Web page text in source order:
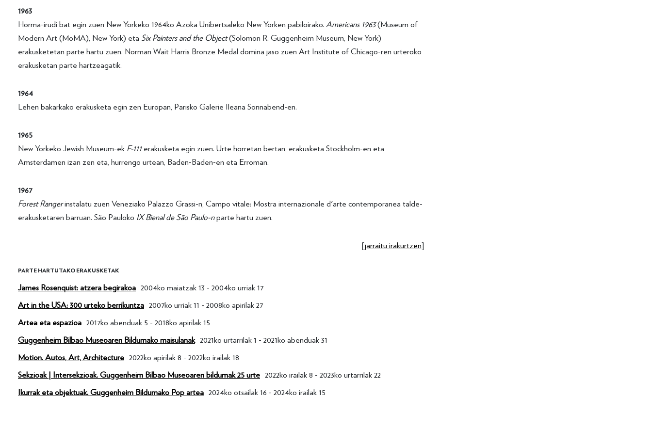
1963
Horma-irudi bat egin zuen New Yorkeko 1964ko Azoka Unibertsaleko New Yorken pabiloirako. Americans 1963(Museum of
Modern Art (MoMA), New York) eta Six Painters and the Object(Solomon R. Guggenheim Museum, New York)
erakusketetan parte hartu zuen. Norman Wait Harris Bronze Medal domina jaso zuen Art Institute of Chicago-ren urteroko
erakusketan parte hartzeagatik.
1964
Lehen bakarkako erakusketa egin zen Europan, Parisko Galerie Ileana Sonnabend-en.
1965
New Yorkeko Jewish Museum-ek F-111erakusketa egin zuen. Urte horretan bertan, erakusketa Stockholm-en eta
Amsterdamen izan zen eta, hurrengo urtean, Baden-Baden-en eta Erroman.
1967
Forest Rangerinstalatu zuen Veneziako Palazzo Grassi-n, Campo vitale: Mostra internazionale d'arte contemporanea talde-
erakusketaren barruan. São Pauloko IX Bienal de São Paulo-nparte hartu zuen.
[jarraitu irakurtzen]
PARTE HARTUTAKO ERAKUSKETAK
James Rosenquist: atzera begirakoa 2004ko maiatzak 13 - 2004ko urriak 17
Art in the USA: 300 urteko berrikuntza 2007ko urriak 11 - 2008ko apirilak 27
Artea eta espazioa 2017ko abenduak 5 - 2018ko apirilak 15
Guggenheim Bilbao Museoaren Bildumako maisulanak 2021ko urtarrilak 1 - 2021ko abenduak 31
Motion. Autos, Art, Architecture 2022ko apirilak 8 - 2022ko irailak 18
Sekzioak | Intersekzioak. Guggenheim Bilbao Museoaren bildumak 25 urte 2022ko irailak 8 - 2023ko urtarrilak 22
Ikurrak eta objektuak. Guggenheim Bildumako Pop artea 2024ko otsailak 16 - 2024ko irailak 15